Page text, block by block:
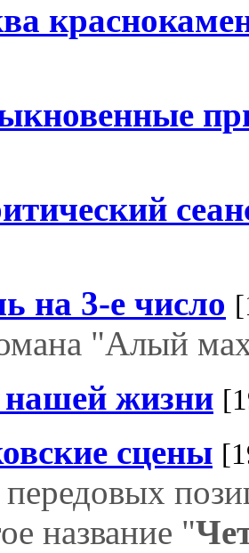
на 3-е число
"Алый
жизни
сцены
название "